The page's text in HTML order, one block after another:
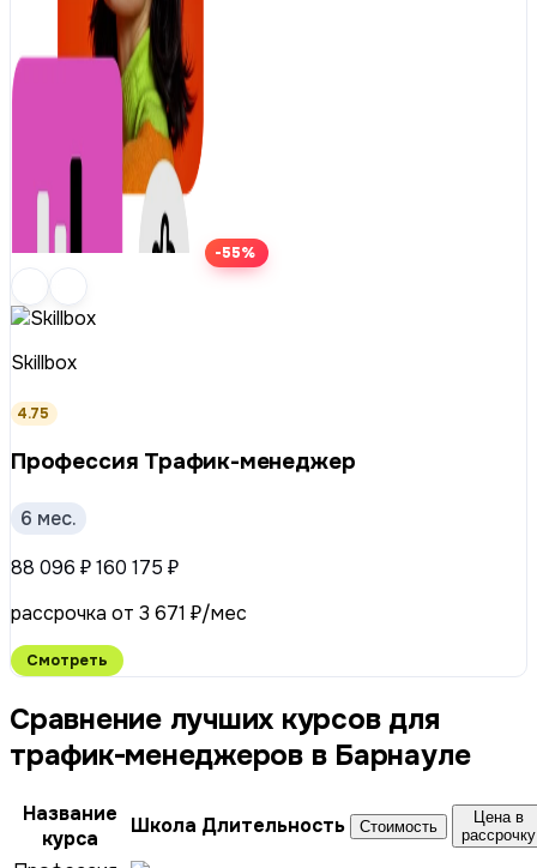
-55%
Skillbox
4.75
Профессия Трафик-менеджер
6 мес.
88 096 ₽160 175 ₽
рассрочка от 3 671 ₽/мес
Смотреть
Сравнение лучших курсов для
трафик-менеджеров в Барнауле
Название
курса
Школа Длительность Стоимость
Цена в
рассрочку